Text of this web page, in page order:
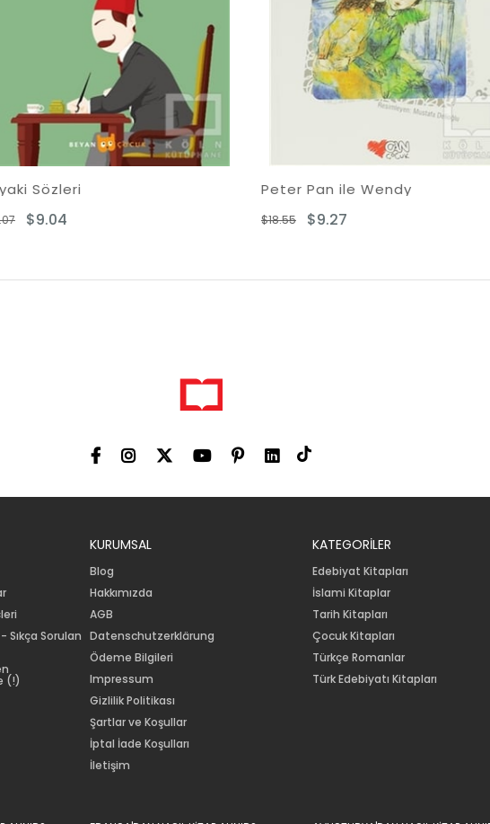
Peter Pan ile Wendy
$9.27
Sıkça Sorulan
(!)
KURUMSAL
Blog
Hakkımızda
AGB
Datenschutzerklärung
Ödeme Bilgileri
Impressum
Gizlilik Politikası
Şartlar ve Koşullar
İptal İade Koşulları
İletişim
KATEGORİLER
Edebiyat Kitapları
İslami Kitaplar
Tarih Kitapları
Çocuk Kitapları
Türkçe Romanlar
Türk Edebiyatı Kitapları